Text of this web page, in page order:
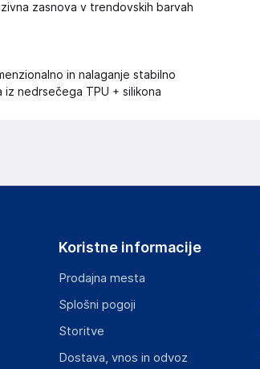
zasnova v trendovskih barvah
in nalaganje stabilno
nedrsečega TPU + silikona
Koristne informacije
Prodajna mesta
Splošni pogoji
Storitve
Dostava, vnos in odvoz